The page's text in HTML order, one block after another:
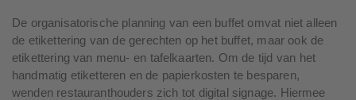
De organisatorische planning van een buffet omvat niet alleen
de etikettering van de gerechten op het buffet, maar ook de
etikettering van menu- en tafelkaarten. Om de tijd van het
handmatig etiketteren en de papierkosten te besparen,
wenden restauranthouders zich tot digital signage. Hiermee